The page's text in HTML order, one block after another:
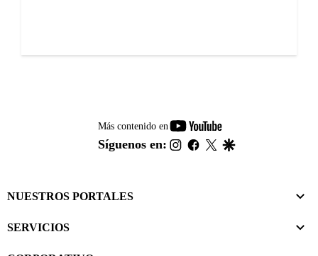
Más contenido en
youtube-
footer
Síguenos en: instagram
facebook
twitter
NUESTROS PORTALES
SERVICIOS